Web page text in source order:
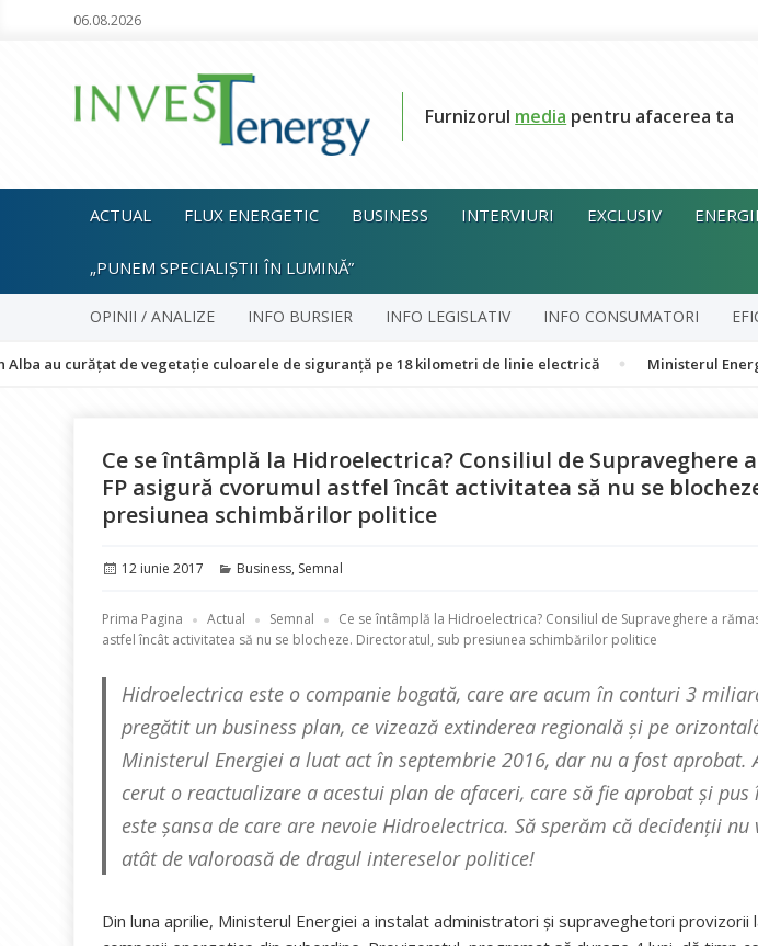
06.08.2026
Furnizorul media pentru afacerea ta
ACTUAL FLUX ENERGETIC BUSINESS INTERVIURI EXCLUSIV
„PUNEM SPECIALIȘTII ÎN LUMINĂ”
OPINII / ANALIZE INFO BURSIER INFO LEGISLATIV INFO CONSUMATORI
de vegetație culoarele de siguranță pe 18 kilometri de linie electrică Ministerul Energiei face
Ce se întâmplă la Hidroelectrica? Consiliul de Supraveghere
FP asigură cvorumul astfel încât activitatea să nu se
presiunea schimbărilor politice
Publicat
12 iunie 2017 Categorii
Business, Semnal
Prima Pagina Actual Semnal
Ce se întâmplă la Hidroelectrica? Consiliul de Supraveghere a
astfel încât activitatea să nu se blocheze. Directoratul, sub presiunea schimbărilor politice
Hidroelectrica este o companie bogată, care are acum în conturi 3
pregătit un business plan, ce vizează extinderea regională și pe
Ministerul Energiei a luat act în septembrie 2016, dar nu a fost aprobat.
cerut o reactualizare a acestui plan de afaceri, care să fie aprobat și
este șansa de care are nevoie Hidroelectrica. Să sperăm că decidenții
atât de valoroasă de dragul intereselor politice!
Din luna aprilie, Ministerul Energiei a instalat administratori și supraveghetori provizorii